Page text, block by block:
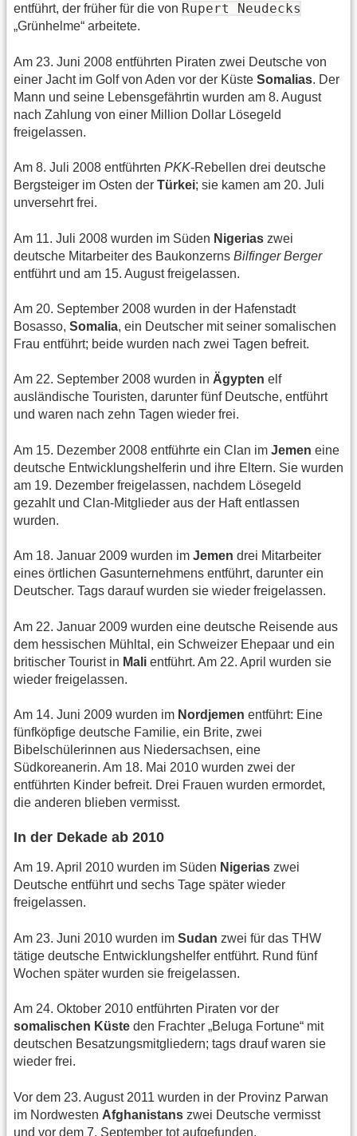
entführt, der früher für die von Rupert Neudecks
„Grünhelme“ arbeitete.
Am 23. Juni 2008 entführten Piraten zwei Deutsche von
einer Jacht im Golf von Aden vor der Küste Somalias. Der
Mann und seine Lebensgefährtin wurden am 8. August
nach Zahlung von einer Million Dollar Lösegeld
freigelassen.
Am 8. Juli 2008 entführten PKK-Rebellen drei deutsche
Bergsteiger im Osten der Türkei; sie kamen am 20. Juli
unversehrt frei.
Am 11. Juli 2008 wurden im Süden Nigerias zwei
deutsche Mitarbeiter des Baukonzerns Bilfinger Berger
entführt und am 15. August freigelassen.
Am 20. September 2008 wurden in der Hafenstadt
Bosasso, Somalia, ein Deutscher mit seiner somalischen
Frau entführt; beide wurden nach zwei Tagen befreit.
Am 22. September 2008 wurden in Ägypten elf
ausländische Touristen, darunter fünf Deutsche, entführt
und waren nach zehn Tagen wieder frei.
Am 15. Dezember 2008 entführte ein Clan im Jemen eine
deutsche Entwicklungshelferin und ihre Eltern. Sie wurden
am 19. Dezember freigelassen, nachdem Lösegeld
gezahlt und Clan-Mitglieder aus der Haft entlassen
wurden.
Am 18. Januar 2009 wurden im Jemen drei Mitarbeiter
eines örtlichen Gasunternehmens entführt, darunter ein
Deutscher. Tags darauf wurden sie wieder freigelassen.
Am 22. Januar 2009 wurden eine deutsche Reisende aus
dem hessischen Mühltal, ein Schweizer Ehepaar und ein
britischer Tourist in Mali entführt. Am 22. April wurden sie
wieder freigelassen.
Am 14. Juni 2009 wurden im Nordjemen entführt: Eine
fünfköpfige deutsche Familie, ein Brite, zwei
Bibelschülerinnen aus Niedersachsen, eine
Südkoreanerin. Am 18. Mai 2010 wurden zwei der
entführten Kinder befreit. Drei Frauen wurden ermordet,
die anderen blieben vermisst.
In der Dekade ab 2010
Am 19. April 2010 wurden im Süden Nigerias zwei
Deutsche entführt und sechs Tage später wieder
freigelassen.
Am 23. Juni 2010 wurden im Sudan zwei für das THW
tätige deutsche Entwicklungshelfer entführt. Rund fünf
Wochen später wurden sie freigelassen.
Am 24. Oktober 2010 entführten Piraten vor der
somalischen Küste den Frachter „Beluga Fortune“ mit
deutschen Besatzungsmitgliedern; tags drauf waren sie
wieder frei.
Vor dem 23. August 2011 wurden in der Provinz Parwan
im Nordwesten Afghanistans zwei Deutsche vermisst
und vor dem 7. September tot aufgefunden.